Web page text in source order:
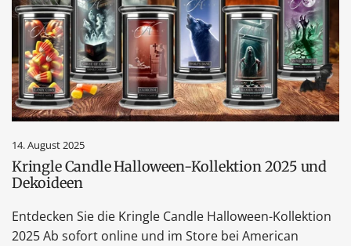
14. August 2025
Kringle Candle Halloween-Kollektion 2025 und
Dekoideen
Entdecken Sie die Kringle Candle Halloween-Kollektion
2025 Ab sofort online und im Store bei American